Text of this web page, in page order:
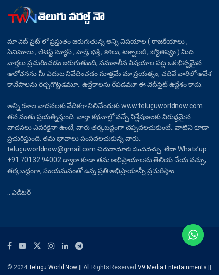
మా వెబ్ సైట్ లో ప్రస్తుతం జరుగుతున్న అన్ని విషయాల ( రాజకీయాలు ,
సినిమాలు , లేటెస్ట్ న్యూస్ , హెల్త్, భక్తి , కళలు, టెక్నాలజీ , జ్యోతిష్యం ) మీద
వార్తలు ప్రచురించడం జరుగుతుంది, సమకాలీన విషయాల పట్ల ఒక భిన్నమైన
ఆలోచనను మీ ఎదుట నివేదించడం మాత్రమే మా ప్రయత్నం, చదివే వారిలో ఆవేశ
కావేషాలను రెచ్చగొట్టడమూ.. ఉద్రేకాలను రేపడమూ ఈ వెబ్‌సైట్ ఉద్దేశం కాదు.
అన్ని రకాల వాదనలకు వేదికగా నిలిచేందుకు www.teluguworldnow.com
తన వంతు ప్రయత్నిస్తుంది. వార్తా కథనాల్లో వచ్చే విశ్లేషణలకు విరుద్ధమైన
వాదనలు ఎవరికైనా ఉంటే, వారు తర్కబద్ధంగా చెప్పదలచుకుంటే.. వాటిని కూడా
ప్రచురిస్తుంది. తమ భావాలు పంపదలచుకున్న వారు..
teluguworldnow@gmail.com చిరునామాకు పంపవచ్చు. లేదా Whats’up
+91 70132 94002 ద్వారా కూడా తమ అభిప్రాయాలను తెలియ చేయ వచ్చు,
తర్కబద్ధంగా, సంయమనంతో ఉన్న ప్రతి అభిప్రాయాన్నీ ప్రచురిస్తాం.
.. ఎడిటర్
© 2024Telugu World Now || All Rights Reserved V9 Media Entertainments